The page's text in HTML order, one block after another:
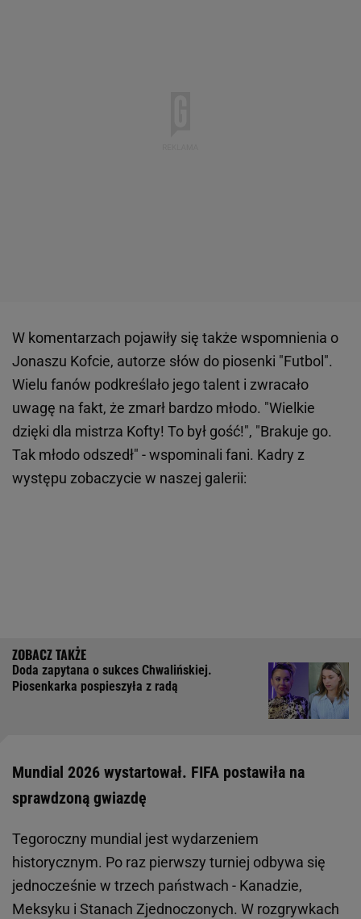
W komentarzach pojawiły się także wspomnienia o
Jonaszu Kofcie, autorze słów do piosenki "Futbol".
Wielu fanów podkreślało jego talent i zwracało
uwagę na fakt, że zmarł bardzo młodo. "Wielkie
dzięki dla mistrza Kofty! To był gość!", "Brakuje go.
Tak młodo odszedł" - wspominali fani. Kadry z
występu zobaczycie w naszej galerii:
Doda zapytana o sukces Chwalińskiej.
Piosenkarka pospieszyła z radą
Mundial 2026 wystartował. FIFA postawiła na
sprawdzoną gwiazdę
Tegoroczny mundial jest wydarzeniem
historycznym. Po raz pierwszy turniej odbywa się
jednocześnie w trzech państwach - Kanadzie,
Meksyku i Stanach Zjednoczonych. W rozgrywkach